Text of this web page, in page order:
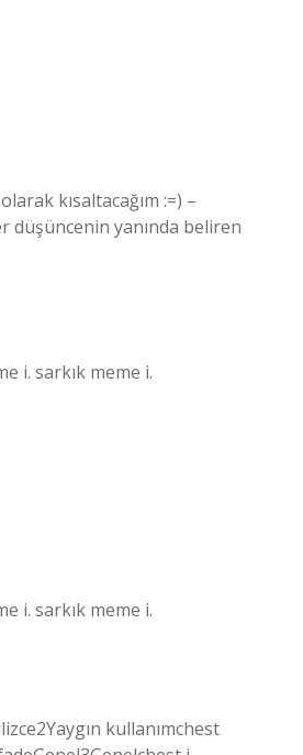
kısaltacağım :=) –
düşüncenin yanında beliren
i. sarkık meme i.
i. sarkık meme i.
kullanımchest